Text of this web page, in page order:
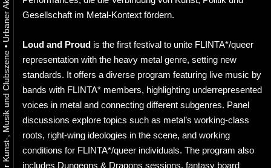
•
Gesellschaft im Metal-Kontext fördern.
Loud and Proud is the first festival to unite FLINTA*/queer
representation with the heavy metal genre, setting new
standards. It offers a diverse program featuring live music by
bands with FLINTA* members, highlighting underrepresented
voices in metal and connecting different subgenres. Panel
discussions explore topics such as metal’s working-class
roots, right-wing ideologies in the scene, and working
conditions for FLINTA*/queer individuals. The program also
includes Dungeons & Dragons sessions, fantasy board